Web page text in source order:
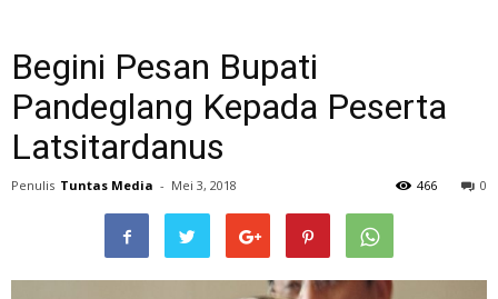
Begini Pesan Bupati
Pandeglang Kepada Peserta
Latsitardanus
Penulis Tuntas Media - Mei 3, 2018 0
466